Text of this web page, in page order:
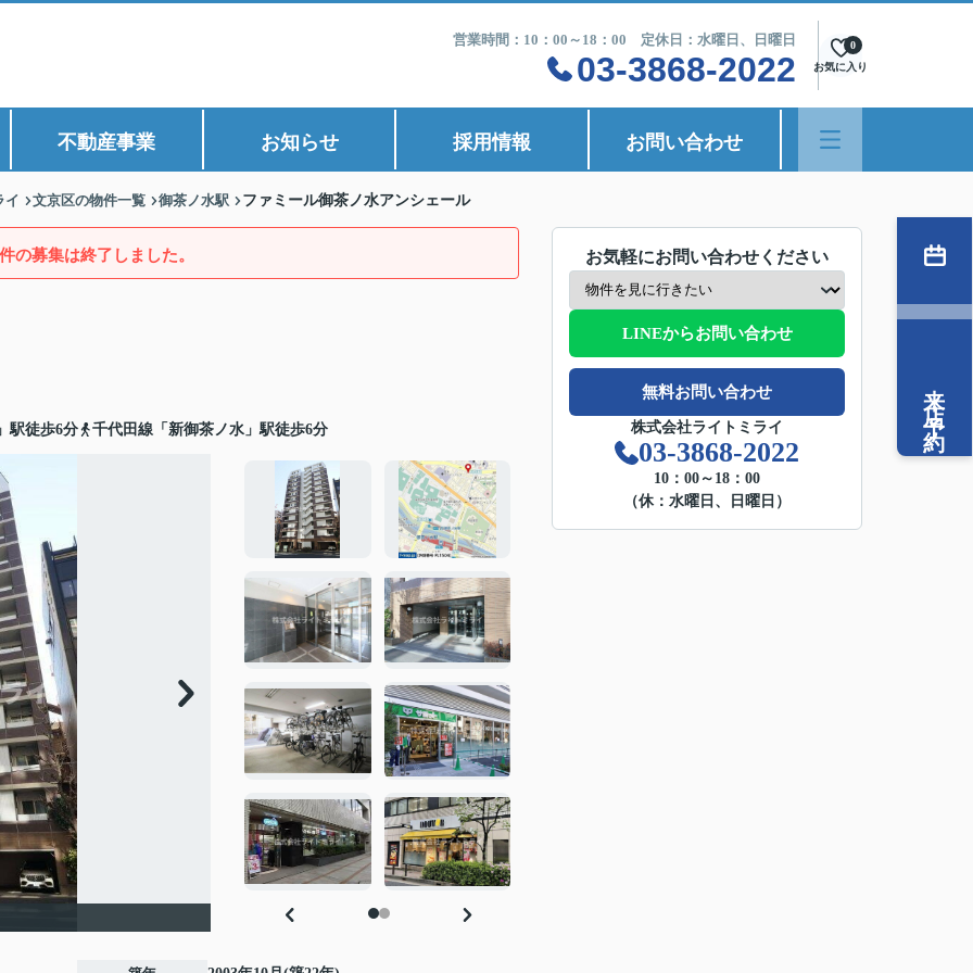
営業時間：10：00～18：00 定休日：水曜日、日曜日
03-3868-2022 お気に入り
0
不動産事業 お知らせ 採用情報 お問い合わせ
イ 文京区の物件一覧 御茶ノ水駅 ファミール御茶ノ水アンシェール
の募集は終了しました。
駅徒歩6分 千代田線「新御茶ノ水」駅徒歩6分
お気軽にお問い合わせください
LINEからお問い合わせ
無料お問い合わせ
株式会社ライトミライ
03-3868-2022
10：00～18：00
（休：水曜日、日曜日）
来店予約